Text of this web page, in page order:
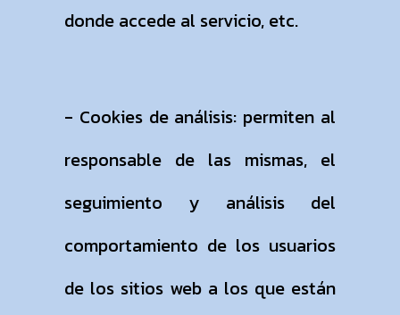
donde accede al servicio, etc.
- Cookies de análisis: permiten al
responsable de las mismas, el
seguimiento y análisis del
comportamiento de los usuarios
de los sitios web a los que están